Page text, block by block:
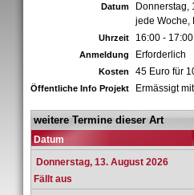
Datum
Donnerstag,
jede Woche,
Uhrzeit 16:00 -
Anmeldung Erforderlich
Kosten 45 Euro für
Öffentliche Info Projekt Ermässigt
weitere Termine dieser Art
Datum
Donnerstag, 13. August 2026
Fällt aus